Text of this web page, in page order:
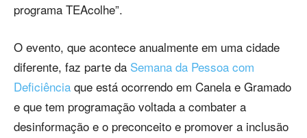
programa TEAcolhe”.
O evento, que acontece anualmente em uma cidade
diferente, faz parte da Semana da Pessoa com
Deficiência que está ocorrendo em Canela e Gramado
e que tem programação voltada a combater a
desinformação e o preconceito e promover a inclusão